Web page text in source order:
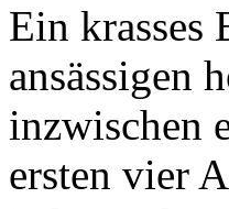
Ein krasses
ansässigen
inzwischen
ersten vier